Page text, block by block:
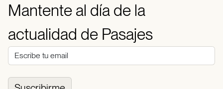
Mantente al día de la
actualidad de Pasajes